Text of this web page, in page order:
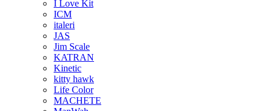
I Love Kit
ICM
italeri
JAS
Jim Scale
KATRAN
Kinetic
kitty hawk
Life Color
MACHETE